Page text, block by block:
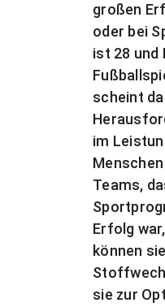
großen
oder bei
ist 28 und
scheint
im
Teams,
Erfolg
können
sie zur